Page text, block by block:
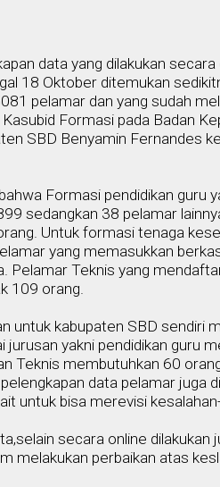
data yang dilakukan
18 Oktober ditemukan
pelamar dan yang sudah
Kasubid Formasi pada Badan
SBD Benyamin Fernandes
Formasi pendidikan guru
sedangkan 38 pelamar
Untuk formasi tenaga ke
yang memasukkan
Pelamar Teknis yang
109 orang.
untuk kabupaten SBD sendiri
jurusan yakni pendidikan guru
Teknis membutuhkan 60
data pelamar juga
untuk bisa merevisi
selain secara online dilakukan
melakukan perbaikan atas